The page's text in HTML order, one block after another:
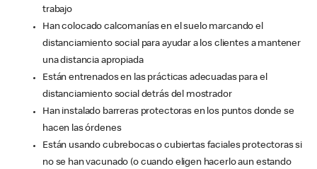
trabajo
Han colocado calcomanías en el suelo marcando el
distanciamiento social para ayudar a los clientes a mantener
una distancia apropiada
Están entrenados en las prácticas adecuadas para el
distanciamiento social detrás del mostrador
Han instalado barreras protectoras en los puntos donde se
hacen las órdenes
Están usando cubrebocas o cubiertas faciales protectoras si
no se han vacunado (o cuando eligen hacerlo aun estando